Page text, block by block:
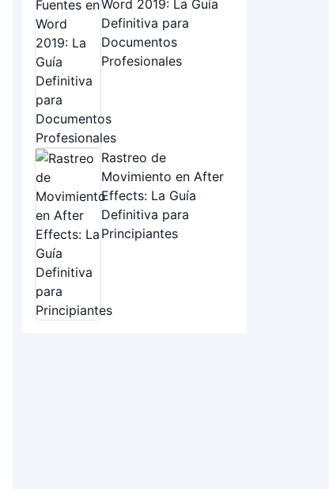
Word 2019: La Guía
Definitiva para
Documentos
Profesionales
Rastreo de
Movimiento en After
Effects: La Guía
Definitiva para
Principiantes